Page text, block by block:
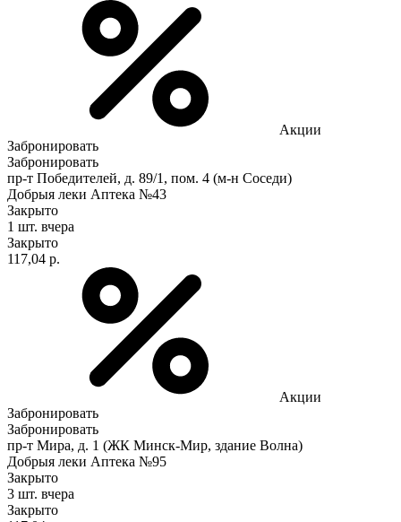
Акции
Забронировать
Забронировать
пр-т Победителей, д. 89/1, пом. 4 (м-н Соседи)
Добрыя леки Аптека №43
Закрыто
1 шт. вчера
Закрыто
117,04 р.
Акции
Забронировать
Забронировать
пр-т Мира, д. 1 (ЖК Минск-Мир, здание Волна)
Добрыя леки Аптека №95
Закрыто
3 шт. вчера
Закрыто